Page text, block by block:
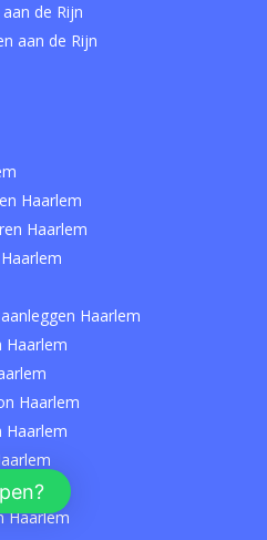
de Rijn
aan de Rijn
Haarlem
Haarlem
Haarlem
Haarlem
Haarlem
Haarlem
Haarlem